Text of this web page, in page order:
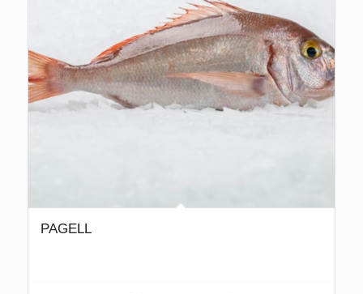
PAGELL